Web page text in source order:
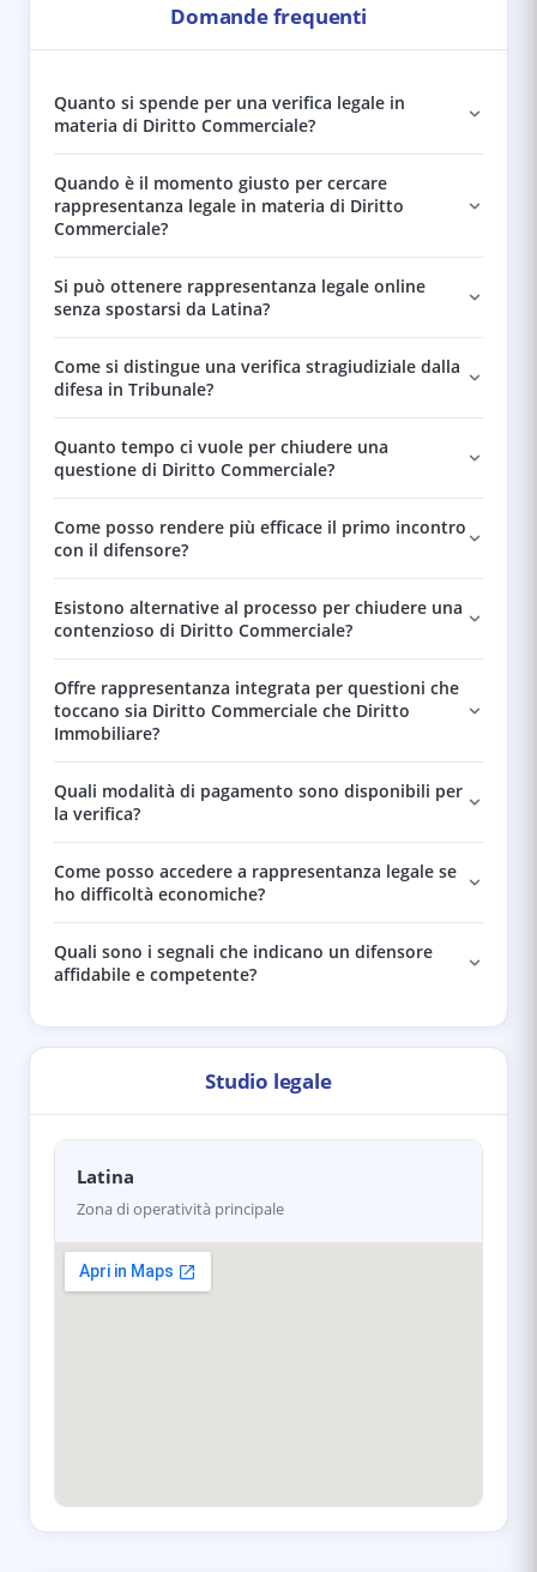
Domande frequenti
Quanto si spende per una verifica legale in
materia di Diritto Commerciale?
Quando è il momento giusto per cercare
rappresentanza legale in materia di Diritto
Commerciale?
Si può ottenere rappresentanza legale online
senza spostarsi da Latina?
Come si distingue una verifica stragiudiziale dalla
difesa in Tribunale?
Quanto tempo ci vuole per chiudere una
questione di Diritto Commerciale?
Come posso rendere più efficace il primo incontro
con il difensore?
Esistono alternative al processo per chiudere una
contenzioso di Diritto Commerciale?
Offre rappresentanza integrata per questioni che
toccano sia Diritto Commerciale che Diritto
Immobiliare?
Quali modalità di pagamento sono disponibili per
la verifica?
Come posso accedere a rappresentanza legale se
ho difficoltà economiche?
Quali sono i segnali che indicano un difensore
affidabile e competente?
Studio legale
Latina
Zona di operatività principale